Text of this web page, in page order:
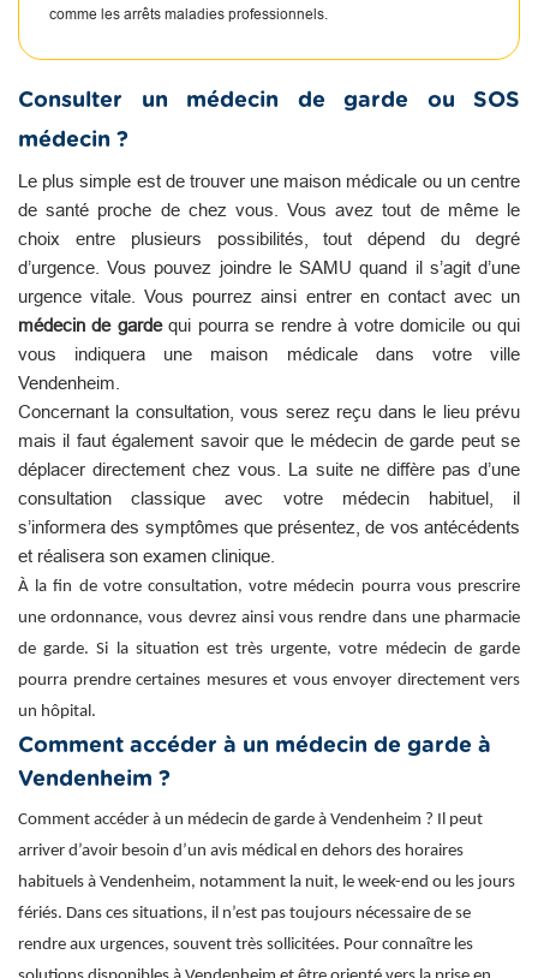
comme les arrêts maladies professionnels.
Consulter un médecin de garde ou SOS
médecin ?
Le plus simple est de trouver une maison médicale ou un centre
de santé proche de chez vous. Vous avez tout de même le
choix entre plusieurs possibilités, tout dépend du degré
d’urgence. Vous pouvez joindre le SAMU quand il s’agit d’une
urgence vitale. Vous pourrez ainsi entrer en contact avec un
médecin de gardequi pourra se rendre à votre domicile ou qui
vous indiquera une maison médicale dans votre ville
Vendenheim.
Concernant la consultation, vous serez reçu dans le lieu prévu
mais il faut également savoir que le médecin de garde peut se
déplacer directement chez vous. La suite ne diffère pas d’une
consultation classique avec votre médecin habituel, il
s’informera des symptômes que présentez, de vos antécédents
et réalisera son examen clinique.
À la fin de votre consultation, votre médecin pourra vous prescrire
une ordonnance, vous devrez ainsi vous rendre dans une pharmacie
de garde. Si la situation est très urgente, votre médecin de garde
pourra prendre certaines mesures et vous envoyer directement vers
un hôpital.
Comment accéder à un médecin de garde à
Vendenheim ?
Comment accéder à un médecin de garde à Vendenheim ? Il peut
arriver d’avoir besoin d’un avis médical en dehors des horaires
habituels à Vendenheim, notamment la nuit, le week-end ou les jours
fériés. Dans ces situations, il n’est pas toujours nécessaire de se
rendre aux urgences, souvent très sollicitées. Pour connaître les